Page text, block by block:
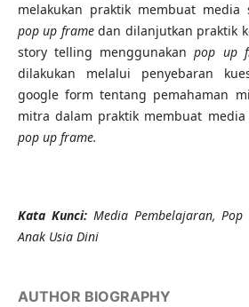
melakukan praktik membuat
pop up framedan dilanjutkan praktik
story telling menggunakanpop up
dilakukan melalui penyebaran
google form tentang pemahaman
mitra dalam praktik membuat
pop up frame.
Kata Kunci: Media Pembelajaran,
Anak Usia Dini
AUTHOR BIOGRAPHY